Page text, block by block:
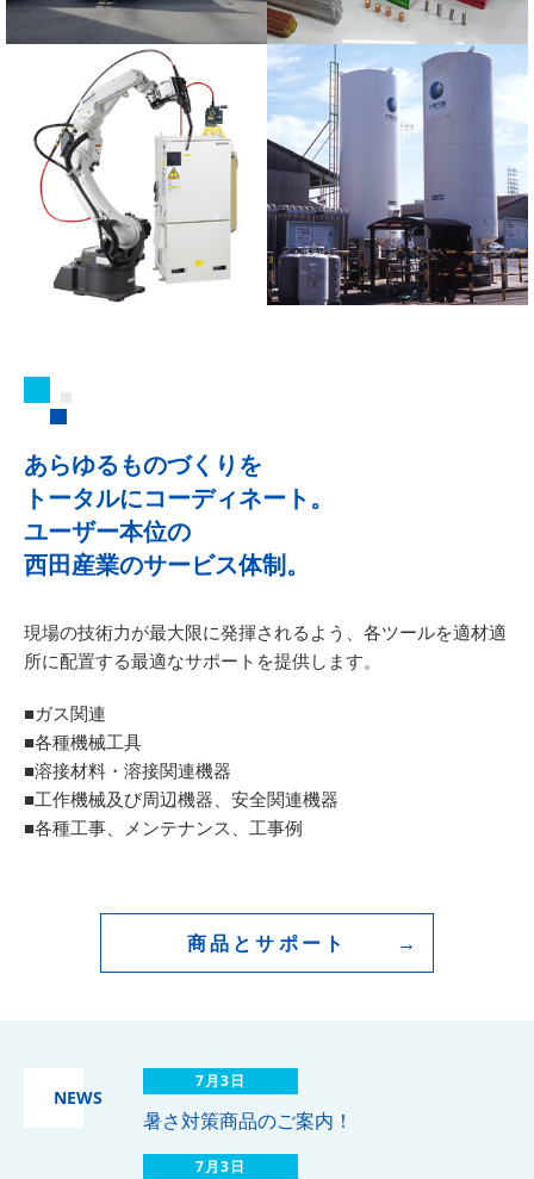
あらゆるものづくりを
トータルにコーディネート。
ユーザー本位の
西田産業のサービス体制。
現場の技術力が最大限に発揮されるよう、 各ツールを適材適
所に配置する最適なサポートを提供します。
■ガス関連
■各種機械工具
■溶接材料・溶接関連機器
■工作機械及び周辺機器、安全関連機器
■各種工事、メンテナンス、工事例
商品とサポート
NEWS
7月3日
暑さ対策商品のご案内！
7月3日